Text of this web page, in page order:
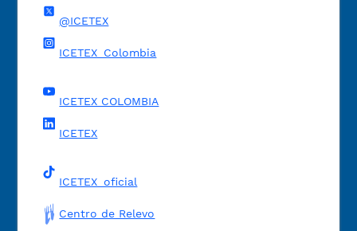
@ICETEX
ICETEX_Colombia
ICETEX COLOMBIA
ICETEX
ICETEX_oficial
Centro de Relevo